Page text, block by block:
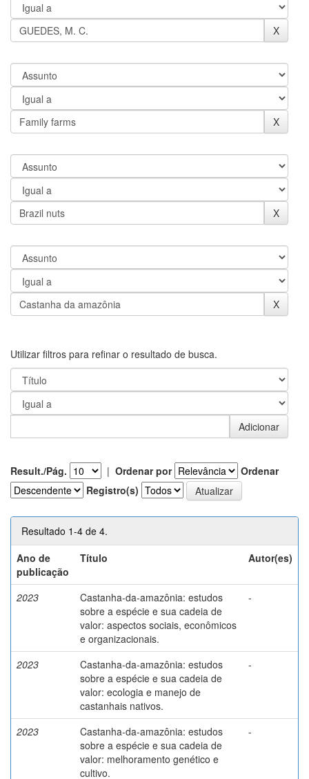
Utilizar filtros para refinar o resultado de busca.
Result./Pág. | Ordenar por
Ordenar
Registro(s)
Resultado 1-4 de 4.
Ano de
publicação
Título Autor(es)
2023
Castanha-da-amazônia: estudos
sobre a espécie e sua cadeia de
valor: aspectos sociais, econômicos
e organizacionais.
-
2023
Castanha-da-amazônia: estudos
sobre a espécie e sua cadeia de
valor: ecologia e manejo de
castanhais nativos.
-
2023
Castanha-da-amazônia: estudos
sobre a espécie e sua cadeia de
valor: melhoramento genético e
cultivo.
-